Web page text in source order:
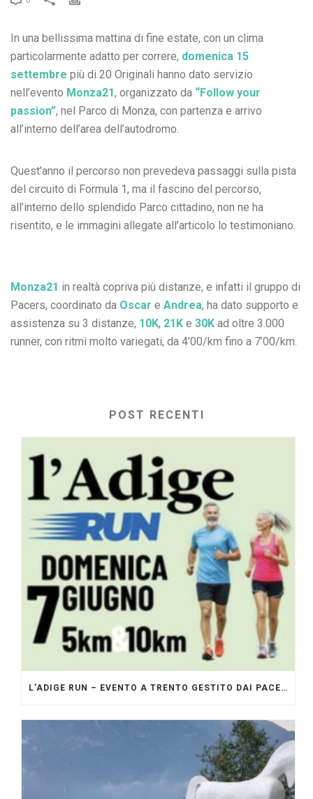
In una bellissima mattina di fine estate, con un clima
particolarmente adatto per correre, domenica 15
settembre più di 20 Originali hanno dato servizio
nell’evento Monza21, organizzato da “Follow your
passion”, nel Parco di Monza, con partenza e arrivo
all’interno dell’area dell’autodromo.
Quest’anno il percorso non prevedeva passaggi sulla pista
del circuito di Formula 1, ma il fascino del percorso,
all’interno dello splendido Parco cittadino, non ne ha
risentito, e le immagini allegate all’articolo lo testimoniano.
Monza21 in realtà copriva più distanze, e infatti il gruppo di
Pacers, coordinato da Oscar e Andrea, ha dato supporto e
assistenza su 3 distanze, 10K, 21K e 30K ad oltre 3.000
runner, con ritmi molto variegati, da 4’00/km fino a 7’00/km.
POST RECENTI
L’ADIGE RUN – EVENTO A TRENTO GESTITO DAI PACERS GLI ORIGINALI